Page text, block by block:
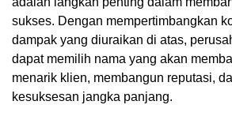
sukses. Dengan mempertimbangkan
dampak yang diuraikan di atas,
dapat memilih nama yang akan
menarik klien, membangun reputasi,
kesuksesan jangka panjang.